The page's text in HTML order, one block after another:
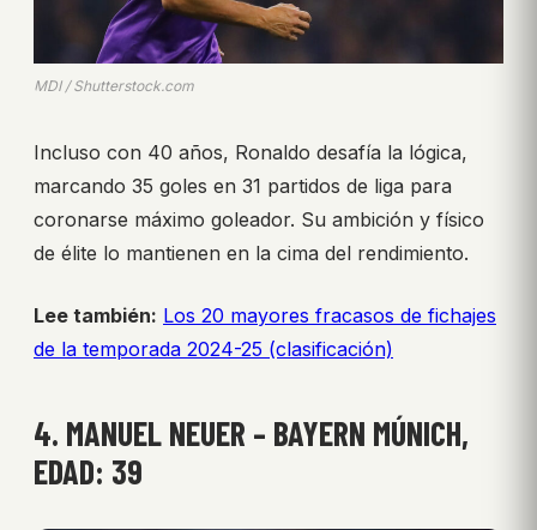
MDI / Shutterstock.com
Incluso con 40 años, Ronaldo desafía la lógica,
marcando 35 goles en 31 partidos de liga para
coronarse máximo goleador. Su ambición y físico
de élite lo mantienen en la cima del rendimiento.
Lee también: Los 20 mayores fracasos de fichajes
de la temporada 2024-25 (clasificación)
4. MANUEL NEUER – BAYERN MÚNICH,
EDAD: 39